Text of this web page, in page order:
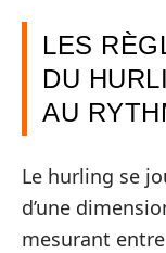
LES
DU
AU
Le hurling se
d’une
mesurant